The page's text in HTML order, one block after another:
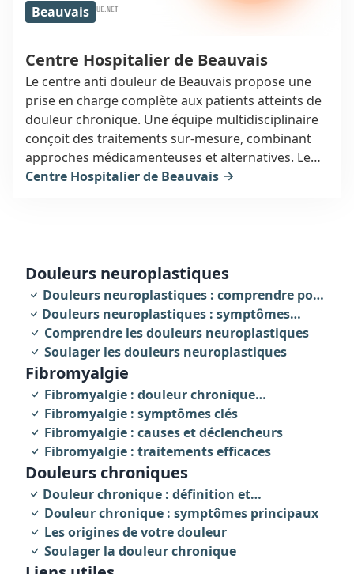
Beauvais
Centre Hospitalier de Beauvais
Le centre anti douleur de Beauvais propose une
prise en charge complète aux patients atteints de
douleur chronique. Une équipe multidisciplinaire
conçoit des traitements sur-mesure, combinant
approches médicamenteuses et alternatives. Le
but est d'améliorer le quotidien des patients en
Centre Hospitalier de Beauvais
Douleurs chroniques
Douleur chronique : définition et
caractéristiques
Douleur chronique : symptômes principaux
Les origines de votre douleur
Soulager la douleur chronique
fibromyalgie
Fibromyalgie : douleur chronique
invalidante
Fibromyalgie : symptômes clés
Fibromyalgie : causes et déclencheurs
Fibromyalgie : traitements efficaces
douleurs neuroplastiques
Douleurs neuroplastiques : comprendre pour
agir
Douleurs neuroplastiques : symptômes
révélateurs
Comprendre les douleurs neuroplastiques
Soulager les douleurs neuroplastiques